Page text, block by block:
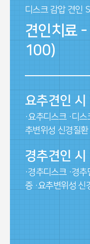
디스크 감압 견인
견인치료
100)
요추견인 시
·요추디스크 ·디
추변위성 신경질환
경추견인 시
·경추디스크 ·경
증 ·요추변위성 신